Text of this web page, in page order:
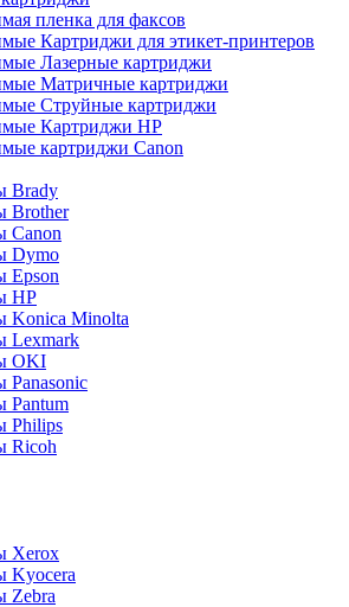
пленка для факсов
Картриджи для этикет-принтеров
Лазерные картриджи
Матричные картриджи
Струйные картриджи
Картриджи HP
картриджи Canon
Brady
Brother
Canon
Dymo
Epson
HP
Konica Minolta
Lexmark
OKI
Panasonic
Pantum
Philips
Ricoh
Xerox
Kyocera
Zebra